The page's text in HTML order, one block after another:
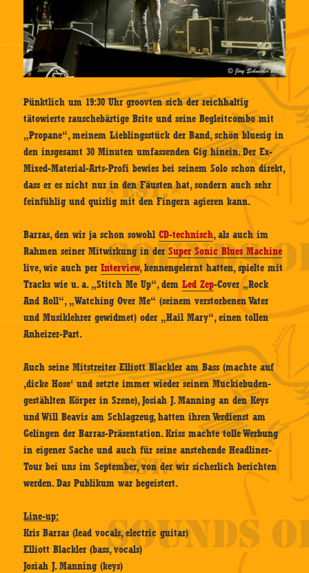
Pünktlich um 19:30 Uhr groovten sich der reichhaltig
tätowierte rauschebärtige Brite und seine Begleitcombo mit
„Propane“, meinem Lieblingsstück der Band, schön bluesig in
den insgesamt 30 Minuten umfassenden Gig hinein. Der Ex-
Mixed-Material-Arts-Profi bewies bei seinem Solo schon direkt,
dass er es nicht nur in den Fäusten hat, sondern auch sehr
feinfühlig und quirlig mit den Fingern agieren kann.
Barras, den wir ja schon sowohlCD-technisch, als auch im
Rahmen seiner Mitwirkung in derSuper Sonic Blues Machine
live, wie auch perInterview, kennengelernt hatten, spielte mit
Tracks wie u. a. „Stitch Me Up“, demLed Zep-Cover „Rock
And Roll“, „Watching Over Me“ (seinem verstorbenen Vater
und Musiklehrer gewidmet) oder „Hail Mary“, einen tollen
Anheizer-Part.
Auch seine Mitstreiter Elliott Blackler am Bass (machte auf
‚dicke Hose‘ und setzte immer wieder seinen Muckiebuden-
gestählten Körper in Szene), Josiah J. Manning an den Keys
und Will Beavis am Schlagzeug, hatten ihren Verdienst am
Gelingen der Barras-Präsentation. Kriss machte tolle Werbung
in eigener Sache und auch für seine anstehende Headliner-
Tour bei uns im September, von der wir sicherlich berichten
werden. Das Publikum war begeistert.
Line-up:
Kris Barras (lead vocals, electric guitar)
Elliott Blackler (bass, vocals)
Josiah J. Manning (keys)